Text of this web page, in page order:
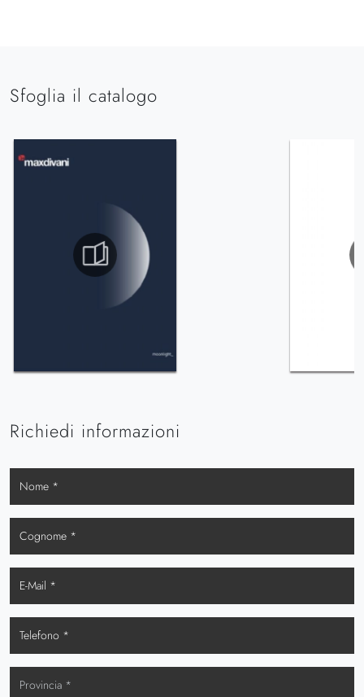
Sfoglia il catalogo
Richiedi informazioni